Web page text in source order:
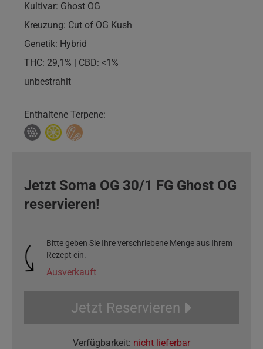
Kultivar: Ghost OG
Kreuzung: Cut of OG Kush
Genetik: Hybrid
THC: 29,1% | CBD: <1%
unbestrahlt
Enthaltene Terpene:
Jetzt Soma OG 30/1 FG Ghost OG
reservieren!
Bitte geben Sie Ihre verschriebene Menge aus Ihrem
Rezept ein.
Ausverkauft
Jetzt Reservieren
Verfügbarkeit: nicht lieferbar